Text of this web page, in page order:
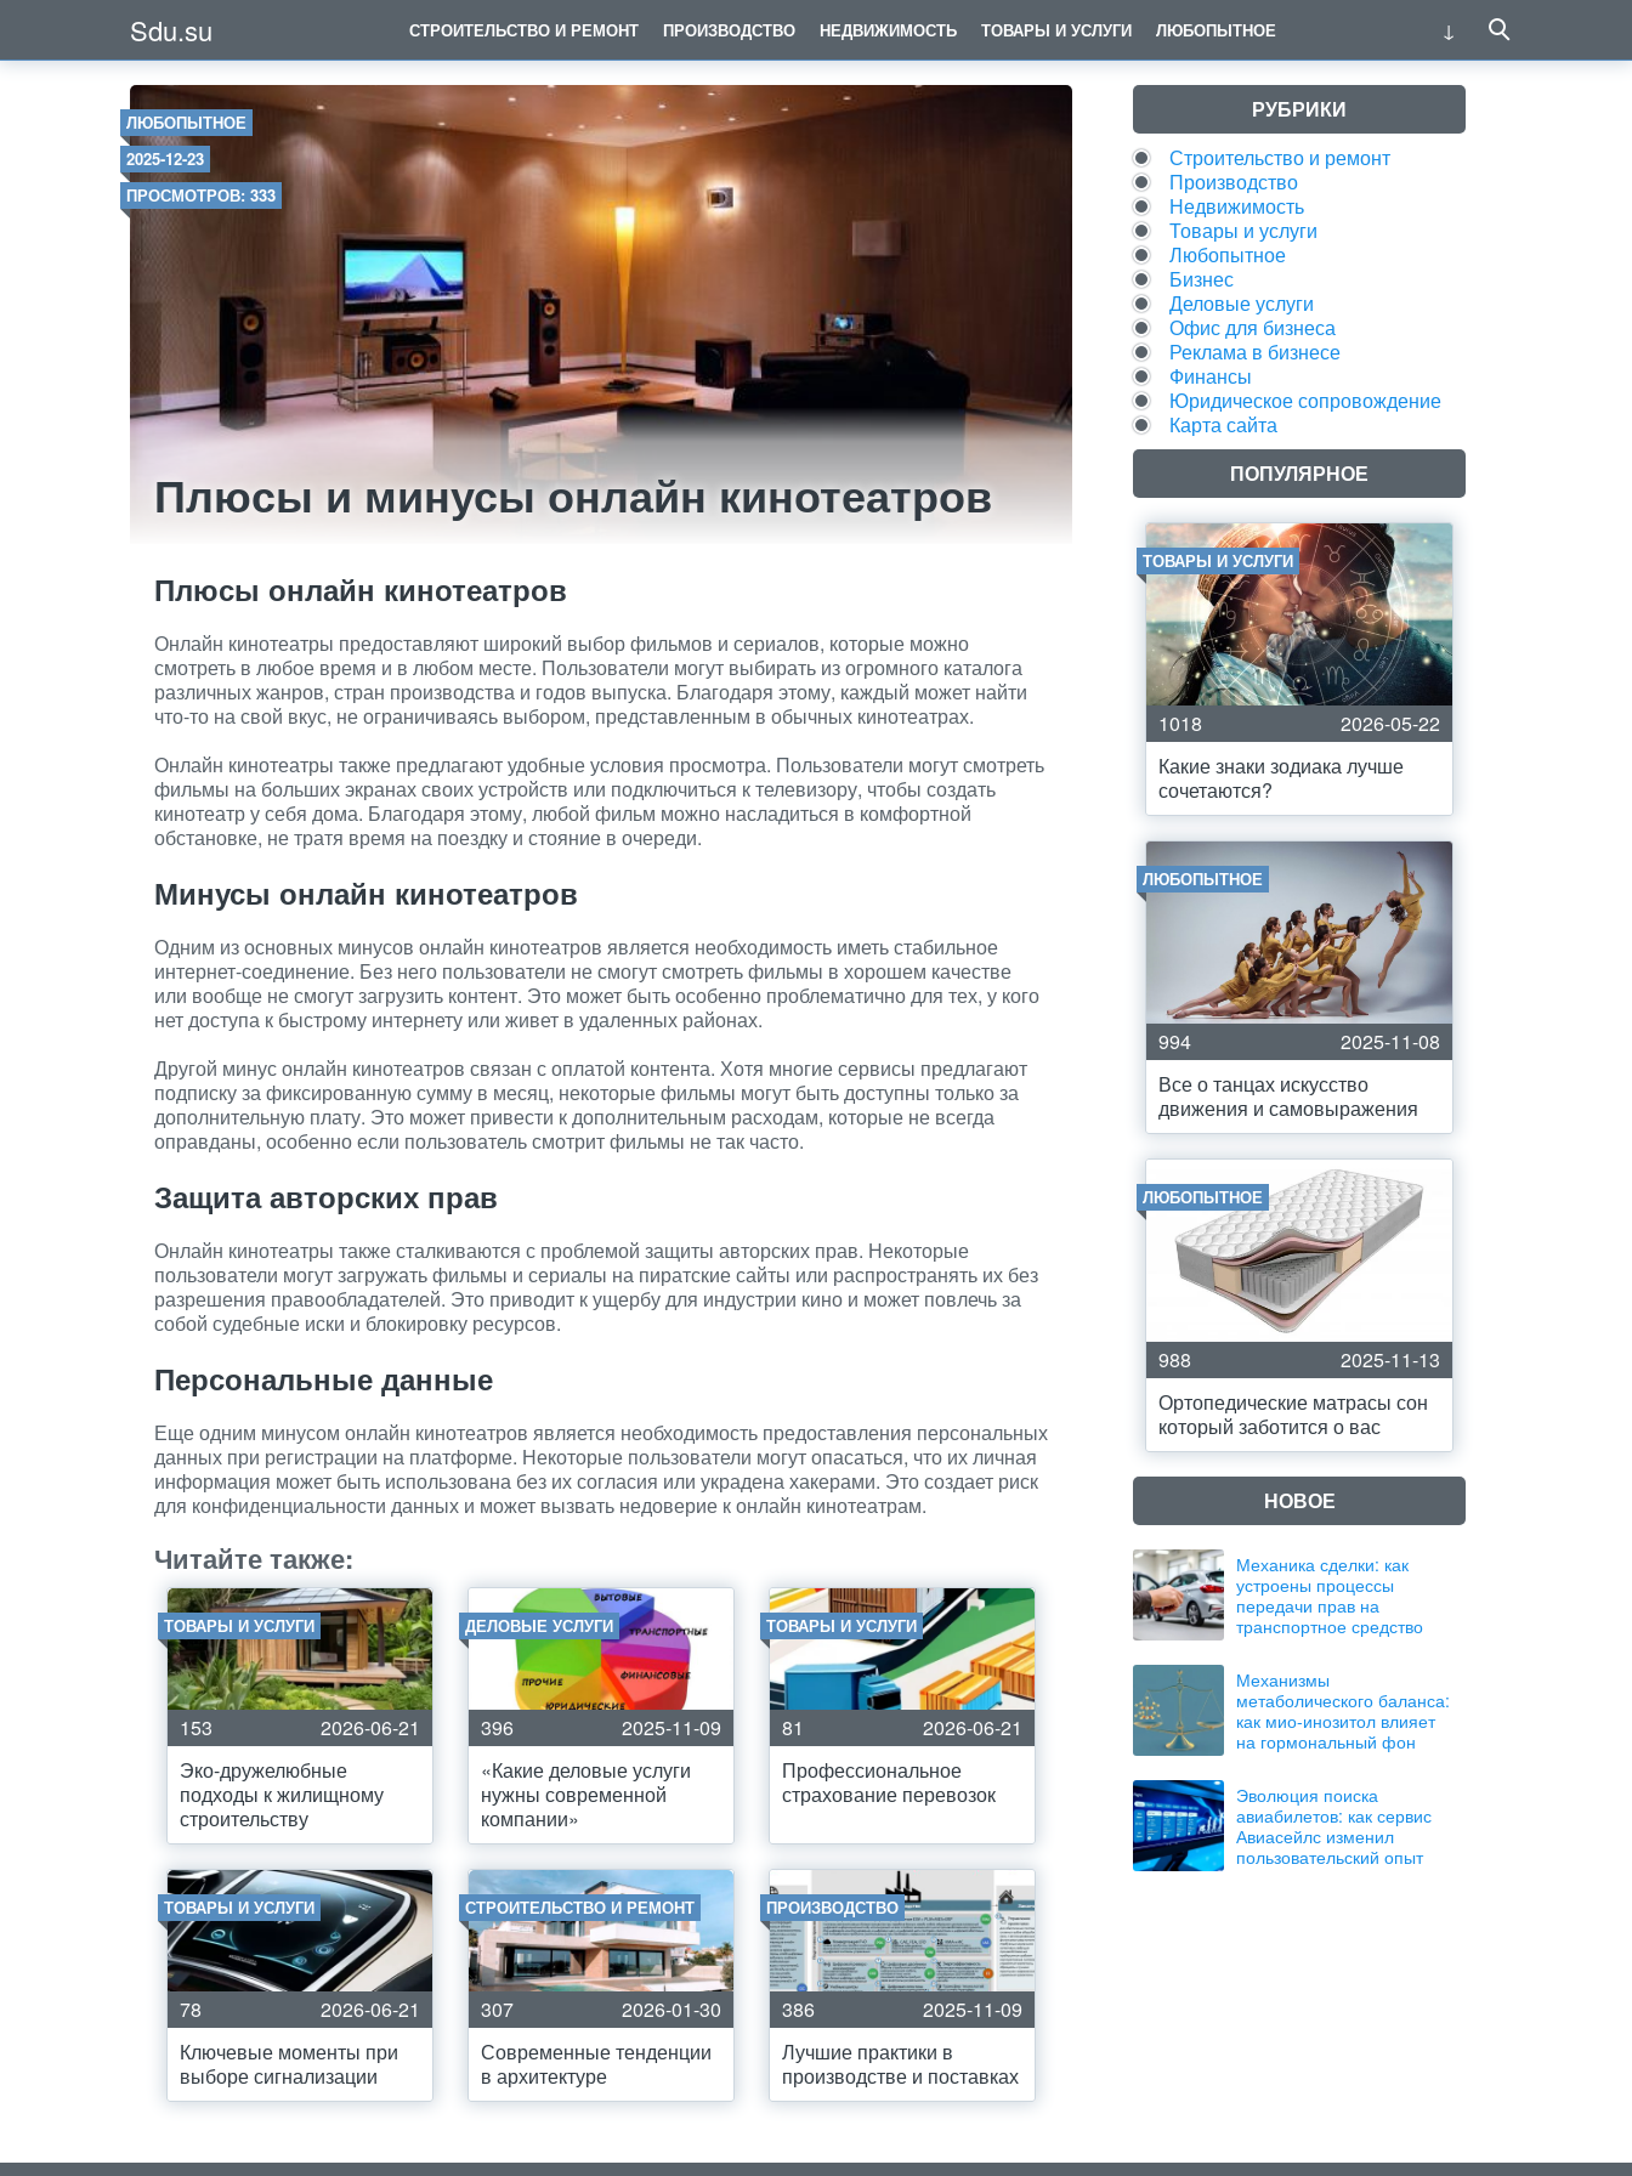
Sdu.su СТРОИТЕЛЬСТВО И РЕМОНТ ПРОИЗВОДСТВО НЕДВИЖИМОСТЬ ТОВАРЫ И УСЛУГИ ЛЮБОПЫТНОЕ
ЛЮБОПЫТНОЕ
2025-12-23
ПРОСМОТРОВ: 333
Плюсы и минусы онлайн кинотеатров
Плюсы онлайн кинотеатров
Онлайн кинотеатры предоставляют широкий выбор фильмов и сериалов, которые можно
смотреть в любое время и в любом месте. Пользователи могут выбирать из огромного каталога
различных жанров, стран производства и годов выпуска. Благодаря этому, каждый может найти
что-то на свой вкус, не ограничиваясь выбором, представленным в обычных кинотеатрах.
Онлайн кинотеатры также предлагают удобные условия просмотра. Пользователи могут смотреть
фильмы на больших экранах своих устройств или подключиться к телевизору, чтобы создать
кинотеатр у себя дома. Благодаря этому, любой фильм можно насладиться в комфортной
обстановке, не тратя время на поездку и стояние в очереди.
Минусы онлайн кинотеатров
Одним из основных минусов онлайн кинотеатров является необходимость иметь стабильное
интернет-соединение. Без него пользователи не смогут смотреть фильмы в хорошем качестве
или вообще не смогут загрузить контент. Это может быть особенно проблематично для тех, у кого
нет доступа к быстрому интернету или живет в удаленных районах.
Другой минус онлайн кинотеатров связан с оплатой контента. Хотя многие сервисы предлагают
подписку за фиксированную сумму в месяц, некоторые фильмы могут быть доступны только за
дополнительную плату. Это может привести к дополнительным расходам, которые не всегда
оправданы, особенно если пользователь смотрит фильмы не так часто.
Защита авторских прав
Онлайн кинотеатры также сталкиваются с проблемой защиты авторских прав. Некоторые
пользователи могут загружать фильмы и сериалы на пиратские сайты или распространять их без
разрешения правообладателей. Это приводит к ущербу для индустрии кино и может повлечь за
собой судебные иски и блокировку ресурсов.
Персональные данные
Еще одним минусом онлайн кинотеатров является необходимость предоставления персональных
данных при регистрации на платформе. Некоторые пользователи могут опасаться, что их личная
информация может быть использована без их согласия или украдена хакерами. Это создает риск
для конфиденциальности данных и может вызвать недоверие к онлайн кинотеатрам.
Читайте также:
ТОВАРЫ И УСЛУГИ
153
2026-06-21
Эко-дружелюбные
подходы к жилищному
строительству
ДЕЛОВЫЕ УСЛУГИ
396
2025-11-09
«Какие деловые услуги
нужны современной
компании»
ТОВАРЫ И УСЛУГИ
81
2026-06-21
Профессиональное
страхование перевозок
ТОВАРЫ И УСЛУГИ
78
2026-06-21
Ключевые моменты при
выборе сигнализации
СТРОИТЕЛЬСТВО И РЕМОНТ
307
2026-01-30
Современные тенденции
в архитектуре
ПРОИЗВОДСТВО
386
2025-11-09
Лучшие практики в
производстве и поставках
РУБРИКИ
Строительство и ремонт
Производство
Недвижимость
Товары и услуги
Любопытное
Бизнес
Деловые услуги
Офис для бизнеса
Реклама в бизнесе
Финансы
Юридическое сопровождение
Карта сайта
ПОПУЛЯРНОЕ
ТОВАРЫ И УСЛУГИ
1018
2026-05-22
Какие знаки зодиака лучше
сочетаются?
ЛЮБОПЫТНОЕ
994
2025-11-08
Все о танцах искусство
движения и самовыражения
ЛЮБОПЫТНОЕ
988
2025-11-13
Ортопедические матрасы сон
который заботится о вас
НОВОЕ
Механика сделки: как
устроены процессы
передачи прав на
транспортное средство
Механизмы
метаболического баланса:
как мио-инозитол влияет
на гормональный фон
Эволюция поиска
авиабилетов: как сервис
Авиасейлс изменил
пользовательский опыт